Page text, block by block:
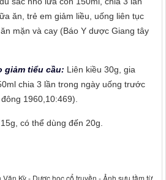
ăn, trẻ em giảm liều, uống liên tục
mặn và cay (Báo Y dược Giang tây
giảm tiểu cầu: Liên kiều 30g, gia
chia 3 lần trong ngày uống trước
1960,10:469).
có thể dùng đến 20g.